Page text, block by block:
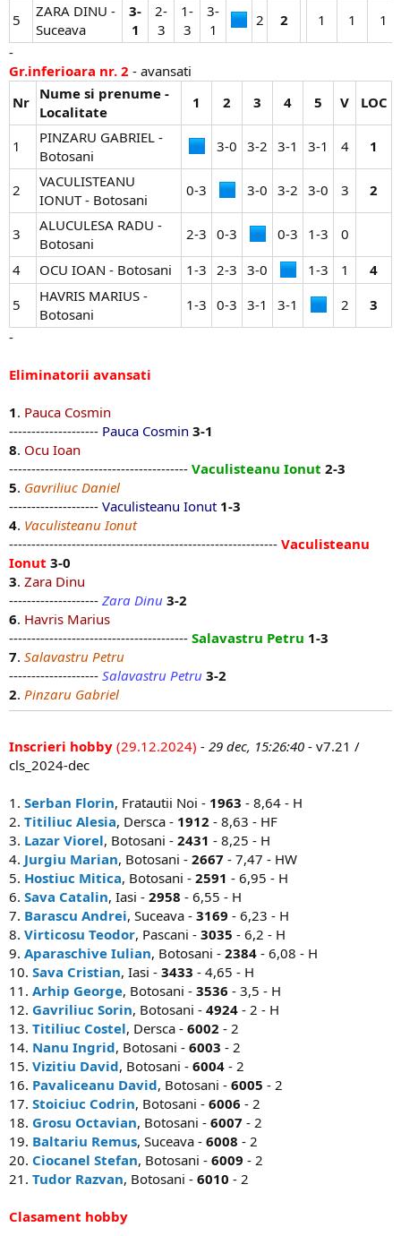
5
ZARA DINU -
Suceava
3-
1
2-
3​
1-
3​
3-
1​
2​ 2 1​ 1​
1​
-
Gr.inferioara nr. 2 - avansati
Nr Nume si prenume -
Localitate
1 2 3 4 5 V LOC
1
PINZARU GABRIEL -
Botosani
3-0​ 3-2​ 3-1​ 3-1​ 4​ 1
2
VACULISTEANU
IONUT - Botosani
0-3​ 3-0​ 3-2​ 3-0​ 3​ 2
3
ALUCULESA RADU -
Botosani
2-3​ 0-3​ 0-3​ 1-3​
0​
4
OCU IOAN - Botosani 1-3​ 2-3​ 3-0​ 1-3​ 1​
4
5
HAVRIS MARIUS -
Botosani
1-3​ 0-3​ 3-1​ 3-1​ 2​
3
-
Eliminatorii avansati
1. Pauca Cosmin
-------------------- Pauca Cosmin 3-1
8. Ocu Ioan
---------------------------------------- Vaculisteanu Ionut 2-3
5. Gavriliuc Daniel
-------------------- Vaculisteanu Ionut 1-3
4. Vaculisteanu Ionut
------------------------------------------------------------ Vaculisteanu
Ionut 3-0
3. Zara Dinu
-------------------- Zara Dinu 3-2
6. Havris Marius
---------------------------------------- Salavastru Petru 1-3
7. Salavastru Petru
-------------------- Salavastru Petru 3-2
2. Pinzaru Gabriel
Inscrieri hobby (29.12.2024) - 29 dec, 15:26:40 - v7.21 /
cls_2024-dec
1. Serban Florin, Fratautii Noi - 1963 - 8,64 - H
2. Titiliuc Alesia, Dersca - 1912 - 8,63 - HF
3. Lazar Viorel, Botosani - 2431 - 8,25 - H
4. Jurgiu Marian, Botosani - 2667 - 7,47 - HW
5. Hostiuc Mitica, Botosani - 2591 - 6,95 - H
6. Sava Catalin, Iasi - 2958 - 6,55 - H
7. Barascu Andrei, Suceava - 3169 - 6,23 - H
8. Virticosu Teodor, Pascani - 3035 - 6,2 - H
9. Aparaschive Iulian, Botosani - 2384 - 6,08 - H
10. Sava Cristian, Iasi - 3433 - 4,65 - H
11. Arhip George, Botosani - 3536 - 3,5 - H
12. Gavriliuc Sorin, Botosani - 4924 - 2 - H
13. Titiliuc Costel, Dersca - 6002 - 2
14. Nanu Ingrid, Botosani - 6003 - 2
15. Vizitiu David, Botosani - 6004 - 2
16. Pavaliceanu David, Botosani - 6005 - 2
17. Stoiciuc Codrin, Botosani - 6006 - 2
18. Grosu Octavian, Botosani - 6007 - 2
19. Baltariu Remus, Suceava - 6008 - 2
20. Ciocanel Stefan, Botosani - 6009 - 2
21. Tudor Razvan, Botosani - 6010 - 2
Clasament hobby